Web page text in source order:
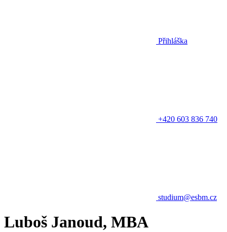
Přihláška
+420 603 836 740
studium@esbm.cz
Luboš Janoud, MBA